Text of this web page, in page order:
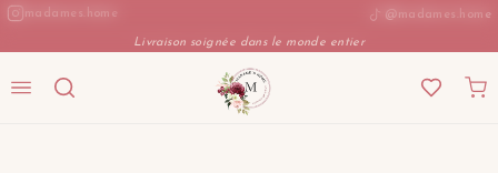
Allermadames.home
Livraison soignée dans le monde entier
@madames.home